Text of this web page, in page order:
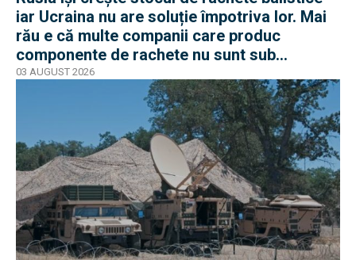
iar Ucraina nu are soluție împotriva lor. Mai
rău e că multe companii care produc
componente de rachete nu sunt sub
sancțiuni în Occident
03 AUGUST 2026